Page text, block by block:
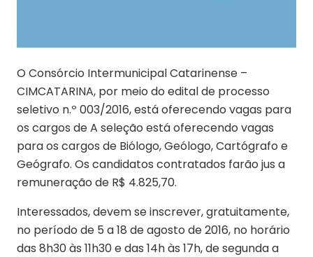
O Consórcio Intermunicipal Catarinense –
CIMCATARINA, por meio do edital de processo
seletivo n.º 003/2016, está oferecendo vagas para
os cargos de A seleção está oferecendo vagas
para os cargos de Biólogo, Geólogo, Cartógrafo e
Geógrafo. Os candidatos contratados farão jus a
remuneração de R$ 4.825,70.
Interessados, devem se inscrever, gratuitamente,
no período de 5 a 18 de agosto de 2016, no horário
das 8h30 às 11h30 e das 14h às 17h, de segunda a